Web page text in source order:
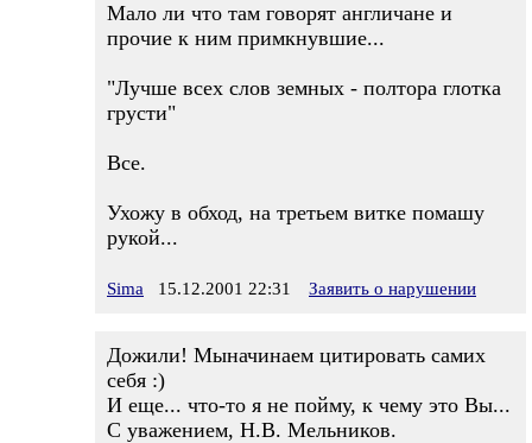
Мало ли что там говорят англичане и
прочие к ним примкнувшие...
"Лучше всех слов земных - полтора глотка
грусти"
Все.
Ухожу в обход, на третьем витке помашу
рукой...
Sima 15.12.2001 22:31 Заявить о нарушении
Дожили! Мыначинаем цитировать самих
себя :)
И еще... что-то я не пойму, к чему это Вы...
С уважением, Н.В. Мельников.